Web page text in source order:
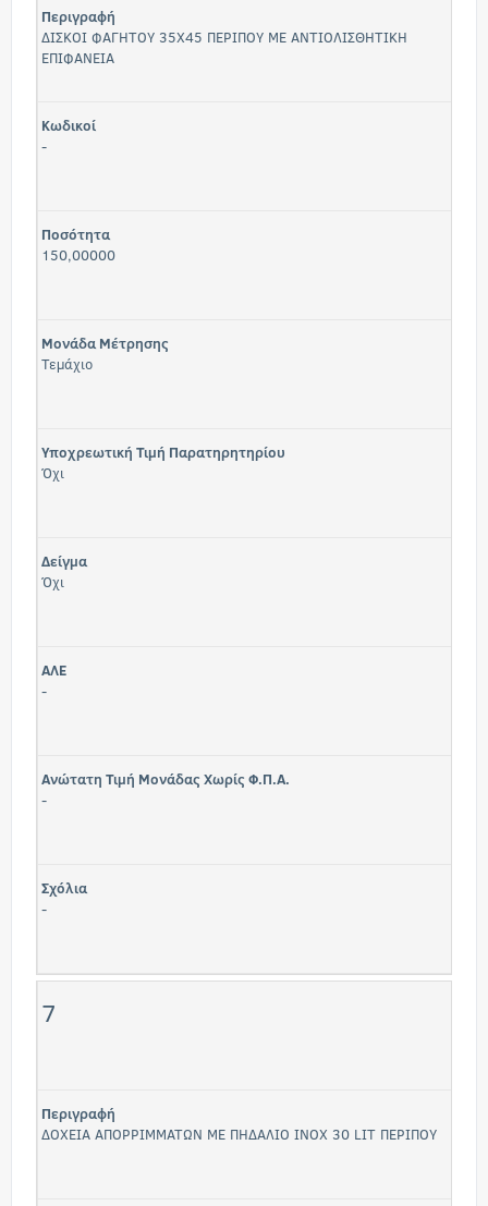
Περιγραφή
ΔΙΣΚΟΙ ΦΑΓΗΤΟΥ 35Χ45 ΠΕΡΙΠΟΥ ΜΕ ΑΝΤΙΟΛΙΣΘΗΤΙΚΗ
ΕΠΙΦΑΝΕΙΑ
Κωδικοί
-
Ποσότητα
150,00000
Μονάδα Μέτρησης
Τεμάχιο
Υποχρεωτική Τιμή Παρατηρητηρίου
Όχι
Δείγμα
Όχι
ΑΛΕ
-
Ανώτατη Τιμή Μονάδας Χωρίς Φ.Π.Α.
-
Σχόλια
-
7
Περιγραφή
ΔΟΧΕΙΑ ΑΠΟΡΡΙΜΜΑΤΩΝ ΜΕ ΠΗΔΑΛΙΟ INOX 30 LIT ΠΕΡΙΠΟΥ